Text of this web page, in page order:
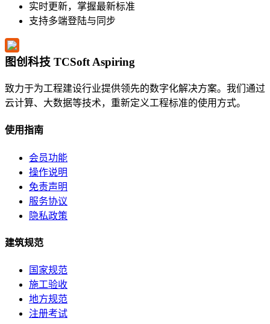
实时更新，掌握最新标准
支持多端登陆与同步
图创科技 TCSoft Aspiring
致力于为工程建设行业提供领先的数字化解决方案。我们通过
云计算、大数据等技术，重新定义工程标准的使用方式。
使用指南
会员功能
操作说明
免责声明
服务协议
隐私政策
建筑规范
国家规范
施工验收
地方规范
注册考试